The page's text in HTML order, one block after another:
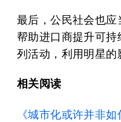
最后，公民社会也应
帮助进口商提升可
列活动，利用明星的
相关阅读
《城市化或许并非如